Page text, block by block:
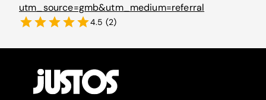
utm_source=gmb&utm_medium=referral
4.5 (2)